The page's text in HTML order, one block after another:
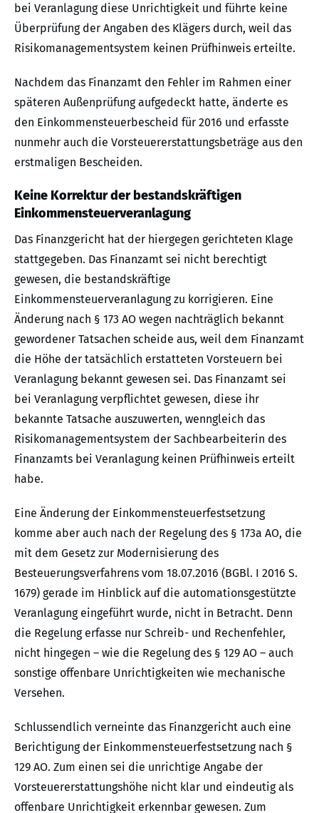
bei Veranlagung diese Unrichtigkeit und führte keine
Überprüfung der Angaben des Klägers durch, weil das
Risikomanagementsystem keinen Prüfhinweis erteilte.
Nachdem das Finanzamt den Fehler im Rahmen einer
späteren Außenprüfung aufgedeckt hatte, änderte es
den Einkommensteuerbescheid für 2016 und erfasste
nunmehr auch die Vorsteuererstattungsbeträge aus den
erstmaligen Bescheiden.
Keine Korrektur der bestandskräftigen
Einkommensteuerveranlagung
Das Finanzgericht hat der hiergegen gerichteten Klage
stattgegeben. Das Finanzamt sei nicht berechtigt
gewesen, die bestandskräftige
Einkommensteuerveranlagung zu korrigieren. Eine
Änderung nach § 173 AO wegen nachträglich bekannt
gewordener Tatsachen scheide aus, weil dem Finanzamt
die Höhe der tatsächlich erstatteten Vorsteuern bei
Veranlagung bekannt gewesen sei. Das Finanzamt sei
bei Veranlagung verpflichtet gewesen, diese ihr
bekannte Tatsache auszuwerten, wenngleich das
Risikomanagementsystem der Sachbearbeiterin des
Finanzamts bei Veranlagung keinen Prüfhinweis erteilt
habe.
Eine Änderung der Einkommensteuerfestsetzung
komme aber auch nach der Regelung des § 173a AO, die
mit dem Gesetz zur Modernisierung des
Besteuerungsverfahrens vom 18.07.2016 (BGBl. I 2016 S.
1679) gerade im Hinblick auf die automationsgestützte
Veranlagung eingeführt wurde, nicht in Betracht. Denn
die Regelung erfasse nur Schreib- und Rechenfehler,
nicht hingegen – wie die Regelung des § 129 AO – auch
sonstige offenbare Unrichtigkeiten wie mechanische
Versehen.
Schlussendlich verneinte das Finanzgericht auch eine
Berichtigung der Einkommensteuerfestsetzung nach §
129 AO. Zum einen sei die unrichtige Angabe der
Vorsteuererstattungshöhe nicht klar und eindeutig als
offenbare Unrichtigkeit erkennbar gewesen. Zum